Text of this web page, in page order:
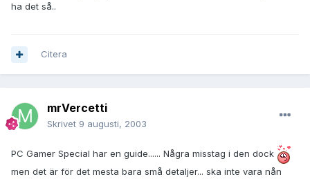
ha det så..
Citera
mrVercetti
Skrivet 9 augusti, 2003
PC Gamer Special har en guide...... Några misstag i den dock
men det är för det mesta bara små detaljer... ska inte vara nån